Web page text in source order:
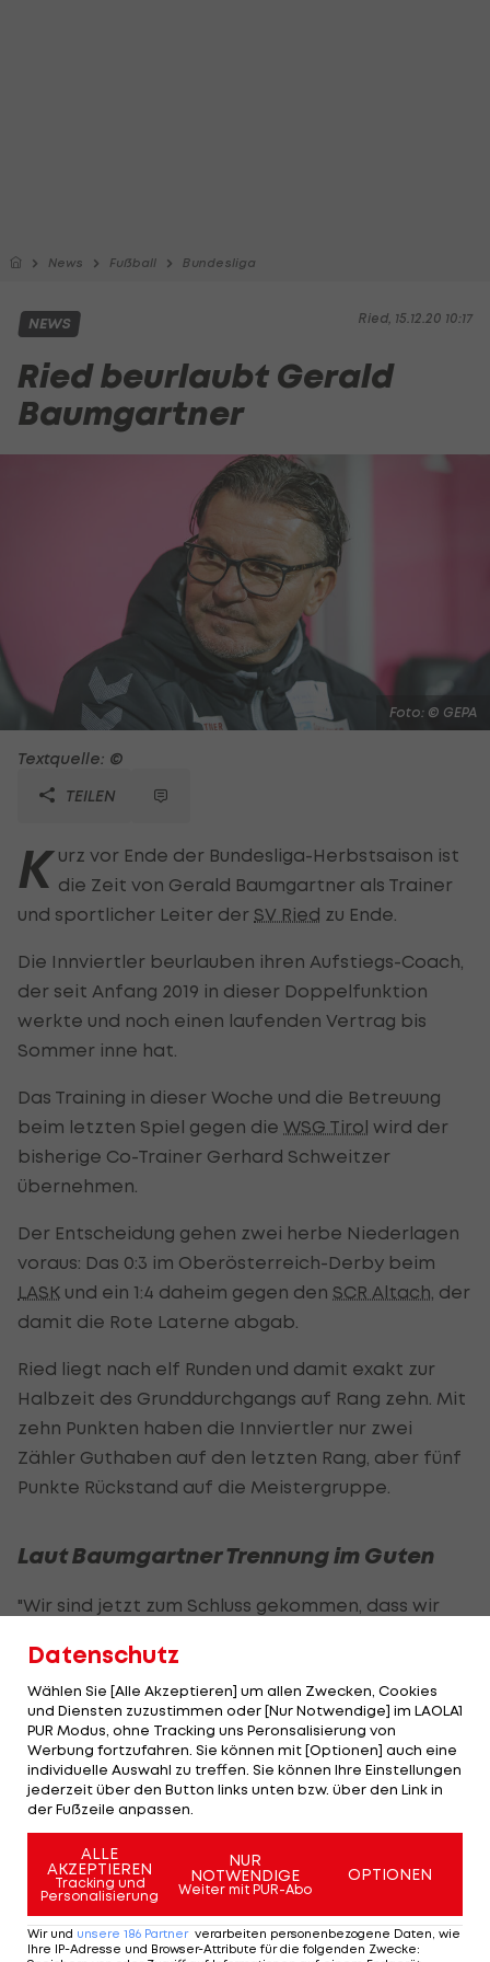
News Fußball Bundesliga
Ried, 15.12.20 10:17
NEWS
Ried beurlaubt Gerald
Baumgartner
Foto: © GEPA
Textquelle: ©
TEILEN
K urz vor Ende der Bundesliga-Herbstsaison ist
die Zeit von Gerald Baumgartner als Trainer
und sportlicher Leiter der SV Ried zu Ende.
Die Innviertler beurlauben ihren Aufstiegs-Coach,
der seit Anfang 2019 in dieser Doppelfunktion
werkte und noch einen laufenden Vertrag bis
Sommer inne hat.
Das Training in dieser Woche und die Betreuung
beim letzten Spiel gegen die WSG Tirol wird der
bisherige Co-Trainer Gerhard Schweitzer
übernehmen.
Der Entscheidung gehen zwei herbe Niederlagen
voraus: Das 0:3 im Oberösterreich-Derby beim
LASK und ein 1:4 daheim gegen den SCR Altach , der
damit die Rote Laterne abgab.
Ried liegt nach elf Runden und damit exakt zur
Halbzeit des Grunddurchgangs auf Rang zehn. Mit
zehn Punkten haben die Innviertler nur zwei
Zähler Guthaben auf den letzten Rang, aber fünf
Punkte Rückstand auf die Meistergruppe.
Laut Baumgartner Trennung im Guten
"Wir sind jetzt zum Schluss gekommen, dass wir
Selbstvertrauen und Euphorie in die Mannschaft
zu bringen. Wir brauchen jetzt neue Impulse,
damit wir auch in dieser Saison unsere Ziele
erreichen können", sagt Geschäftsführer Rainer
Wöllinger.
"Die gemeinsame, intensive und erfolgreiche Zeit
mit Gerald Baumgartner werde ich immer in
positiver Erinnerung halten. Ich bin davon
überzeugt, dass er seinen weiteren Weg
erfolgreich gestalten wird", ergänzt
Datenschutz
Wählen Sie [Alle Akzeptieren] um allen Zwecken, Cookies
und Diensten zuzustimmen oder [Nur Notwendige] im LAOLA1
PUR Modus, ohne Tracking uns Peronsalisierung von
Werbung fortzufahren. Sie können mit [Optionen] auch eine
individuelle Auswahl zu treffen. Sie können Ihre Einstellungen
jederzeit über den Button links unten bzw. über den Link in
der Fußzeile anpassen.
ALLE
AKZEPTIEREN
Tracking und
Personalisierung
NUR
NOTWENDIGE
Weiter mit PUR-Abo
OPTIONEN
Wir und unsere 186 Partner verarbeiten personenbezogene Daten, wie
Ihre IP-Adresse und Browser-Attribute für die folgenden Zwecke: